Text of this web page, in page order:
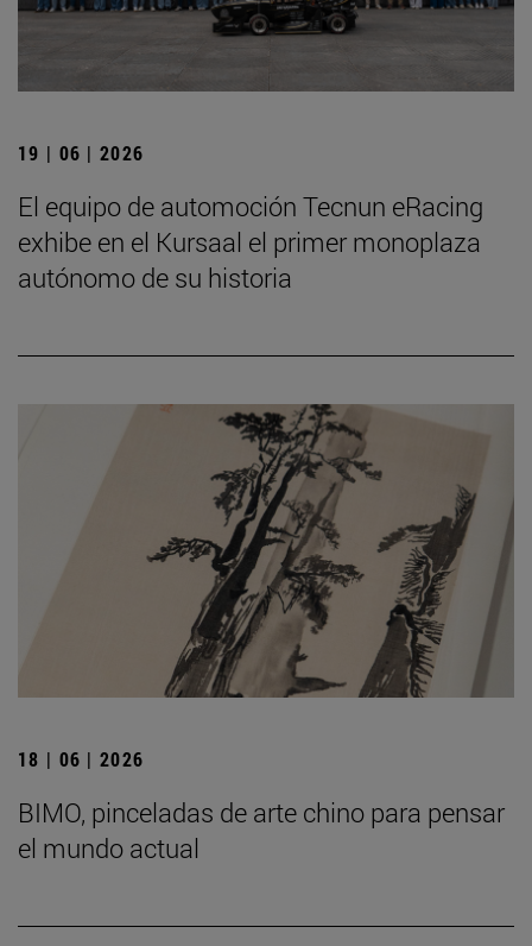
19 | 06 | 2026
El equipo de automoción Tecnun eRacing
exhibe en el Kursaal el primer monoplaza
autónomo de su historia
18 | 06 | 2026
BIMO, pinceladas de arte chino para pensar
el mundo actual